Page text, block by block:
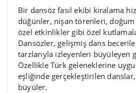
Bir dansöz fasıl ekibi kiralama
düğünler, nişan törenleri,
özel etkinlikler gibi özel
Dansözler, gelişmiş dans
tarzlarıyla izleyenleri büyüleyen
Özellikle Türk geleneklerine
eşliğinde gerçekleştirilen
büyüler.